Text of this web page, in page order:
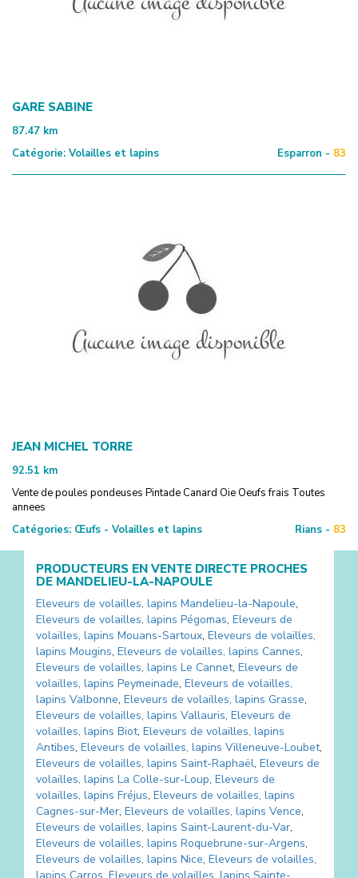
GARE SABINE
87.47 km
Catégorie: Volailles et lapins Esparron - 83
JEAN MICHEL TORRE
92.51 km
Vente de poules pondeuses Pintade Canard Oie Oeufs frais Toutes
annees
Catégories: Œufs - Volailles et lapins Rians - 83
PRODUCTEURS EN VENTE DIRECTE PROCHES
DE MANDELIEU-LA-NAPOULE
Eleveurs de volailles, lapins Mandelieu-la-Napoule,
Eleveurs de volailles, lapins Pégomas, Eleveurs de
volailles, lapins Mouans-Sartoux, Eleveurs de volailles,
lapins Mougins, Eleveurs de volailles, lapins Cannes,
Eleveurs de volailles, lapins Le Cannet, Eleveurs de
volailles, lapins Peymeinade, Eleveurs de volailles,
lapins Valbonne, Eleveurs de volailles, lapins Grasse,
Eleveurs de volailles, lapins Vallauris, Eleveurs de
volailles, lapins Biot, Eleveurs de volailles, lapins
Antibes, Eleveurs de volailles, lapins Villeneuve-Loubet,
Eleveurs de volailles, lapins Saint-Raphaël, Eleveurs de
volailles, lapins La Colle-sur-Loup, Eleveurs de
volailles, lapins Fréjus, Eleveurs de volailles, lapins
Cagnes-sur-Mer, Eleveurs de volailles, lapins Vence,
Eleveurs de volailles, lapins Saint-Laurent-du-Var,
Eleveurs de volailles, lapins Roquebrune-sur-Argens,
Eleveurs de volailles, lapins Nice, Eleveurs de volailles,